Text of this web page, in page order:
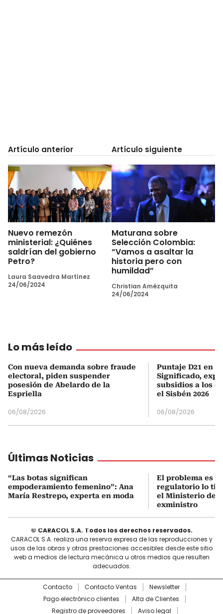
Artículo anterior
Nuevo remezón
ministerial: ¿Quiénes
saldrían del gobierno
Petro?
Laura Saavedra Martínez
24/06/2024
Artículo siguiente
Maturana sobre
Selección Colombia:
“Vamos a asaltar la
historia pero con
humildad”
Christian Amézquita
24/06/2024
Lo más leído
Con nueva demanda sobre fraude
electoral, piden suspender
posesión de Abelardo de la
Espriella
06/08/2026
Puntaje D21 en
Significado,
subsidios a los
el Sisbén 2026
06/08/2026
Últimas Noticias
“Las botas significan
empoderamiento femenino”: Ana
María Restrepo, experta en moda
El problema es
regulatorio lo
el Ministerio de
exministro
© CARACOL S.A. Todos los derechos reservados.
CARACOL S.A. realiza una reserva expresa de las reproducciones y
usos de las obras y otras prestaciones accesibles desde este sitio
web a medios de lectura mecánica u otros medios que resulten
adecuados.
Contacto Contacto Ventas
Newsletter
Pago electrónico clientes
Alta de Clientes
Registro de proveedores
Aviso legal